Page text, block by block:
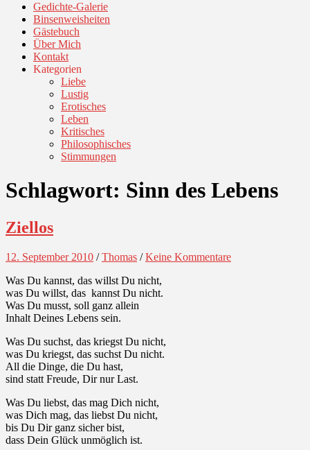
Gedichte-Galerie
Binsenweisheiten
Gästebuch
Über Mich
Kontakt
Kategorien
Liebe
Lustig
Erotisches
Leben
Kritisches
Philosophisches
Stimmungen
Schlagwort: Sinn des Lebens
Ziellos
12. September 2010 /Thomas /Keine Kommentare
Was Du kannst, das willst Du nicht,
was Du willst, das kannst Du nicht.
Was Du musst, soll ganz allein
Inhalt Deines Lebens sein.
Was Du suchst, das kriegst Du nicht,
was Du kriegst, das suchst Du nicht.
All die Dinge, die Du hast,
sind statt Freude, Dir nur Last.
Was Du liebst, das mag Dich nicht,
was Dich mag, das liebst Du nicht,
bis Du Dir ganz sicher bist,
dass Dein Glück unmöglich ist.